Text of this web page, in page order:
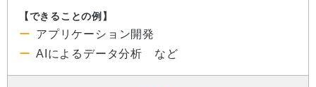
【できることの例】
アプリケーション開発
AIによるデータ分析 など